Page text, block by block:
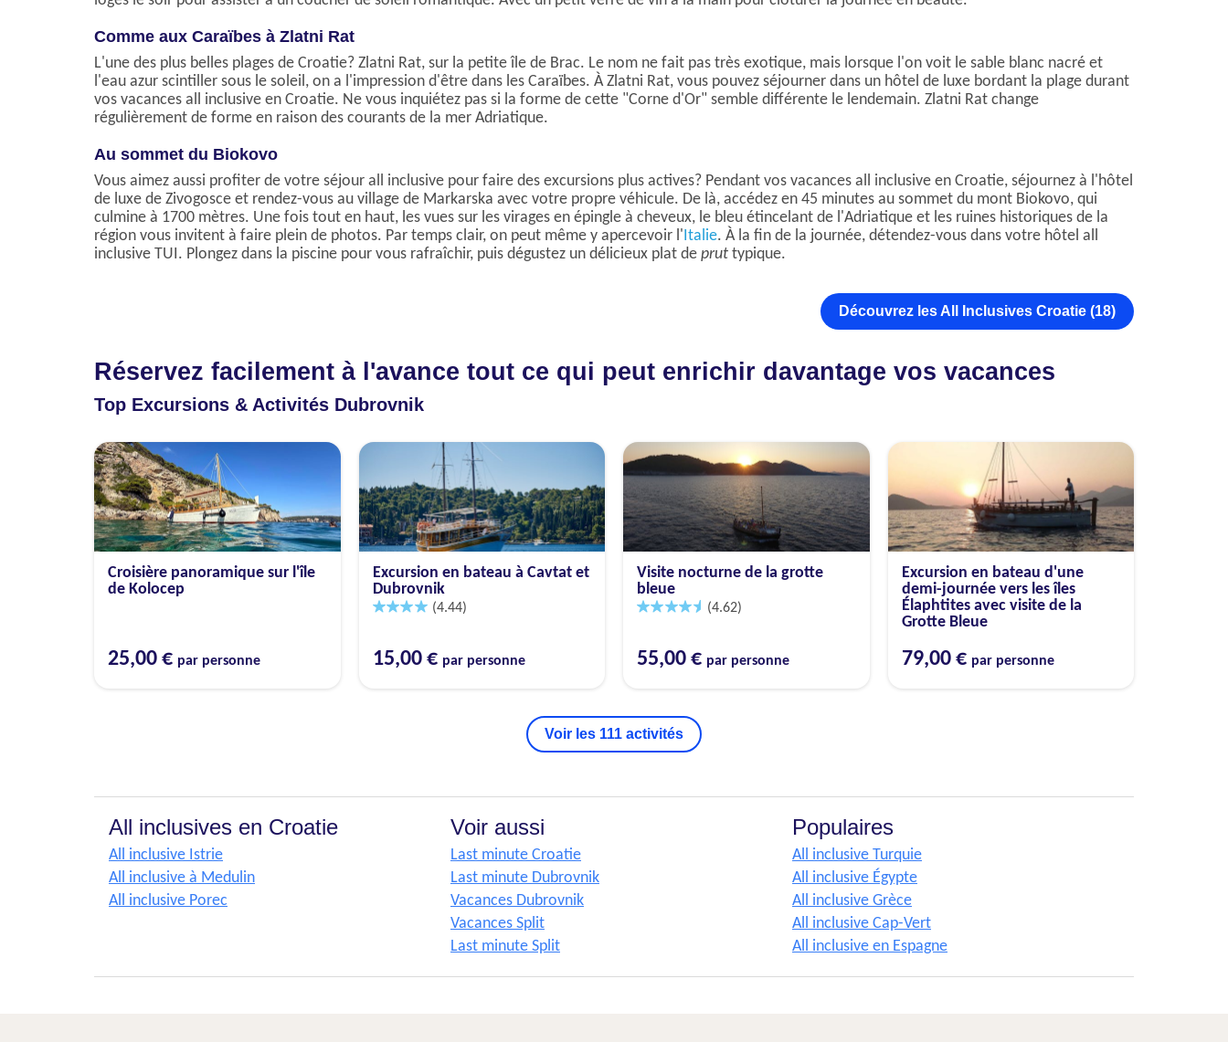
Comme aux Caraïbes à Zlatni Rat
L'une des plus belles plages de Croatie? Zlatni Rat, sur la petite île de Brac. Le nom ne fait pas très exotique, mais lorsque l'on voit le sable blanc nacré et
l'eau azur scintiller sous le soleil, on a l'impression d'être dans les Caraïbes. À Zlatni Rat, vous pouvez séjourner dans un hôtel de luxe bordant la plage durant
vos vacances all inclusive en Croatie. Ne vous inquiétez pas si la forme de cette "Corne d'Or" semble différente le lendemain. Zlatni Rat change
régulièrement de forme en raison des courants de la mer Adriatique.
Au sommet du Biokovo
Vous aimez aussi profiter de votre séjour all inclusive pour faire des excursions plus actives? Pendant vos vacances all inclusive en Croatie, séjournez à l'hôtel
de luxe de Zivogosce et rendez-vous au village de Markarska avec votre propre véhicule. De là, accédez en 45 minutes au sommet du mont Biokovo, qui
culmine à 1700 mètres. Une fois tout en haut, les vues sur les virages en épingle à cheveux, le bleu étincelant de l'Adriatique et les ruines historiques de la
région vous invitent à faire plein de photos. Par temps clair, on peut même y apercevoir l' Italie. À la fin de la journée, détendez-vous dans votre hôtel all
inclusive TUI. Plongez dans la piscine pour vous rafraîchir, puis dégustez un délicieux plat de prut typique.
Découvrez les All Inclusives Croatie (18)
Réservez facilement à l'avance tout ce qui peut enrichir davantage vos vacances
Top Excursions & Activités Dubrovnik
Croisière panoramique sur l'île
de Kolocep
25,00 € par personne
Excursion en bateau à Cavtat et
Dubrovnik
(4.44)
15,00 € par personne
Visite nocturne de la grotte
bleue
(4.62)
55,00 € par personne
Excursion en bateau d'une
demi-journée vers les îles
Élaphtites avec visite de la
Grotte Bleue
79,00 € par personne
Voir les 111 activités
All inclusives en Croatie
All inclusive Istrie
All inclusive à Medulin
All inclusive Porec
Voir aussi
Last minute Croatie
Last minute Dubrovnik
Vacances Dubrovnik
Vacances Split
Last minute Split
Populaires
All inclusive Turquie
All inclusive Égypte
All inclusive Grèce
All inclusive Cap-Vert
All inclusive en Espagne